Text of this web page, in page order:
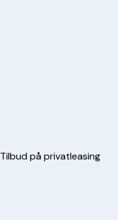
Tilbud på privatleasing